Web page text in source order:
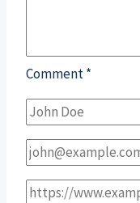
Comment*